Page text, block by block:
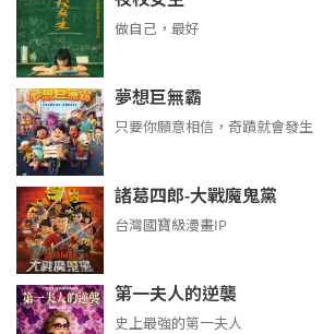
做自己，最好
夢想巨無霸
只要你願意相信，奇蹟就會發生
諸葛四郎-大戰魔鬼黨
台灣國寶級漫畫IP
第一夫人的逆襲
史上最強的第一夫人